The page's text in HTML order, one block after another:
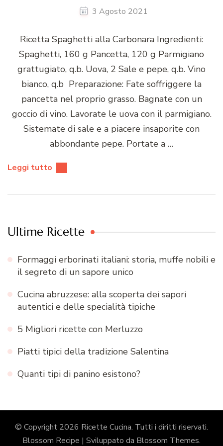
3 Agosto 2021
Ricetta Spaghetti alla Carbonara Ingredienti:
Spaghetti, 160 g Pancetta, 120 g Parmigiano
grattugiato, q.b. Uova, 2 Sale e pepe, q.b. Vino
bianco, q.b Preparazione: Fate soffriggere la
pancetta nel proprio grasso. Bagnate con un
goccio di vino. Lavorate le uova con il parmigiano.
Sistemate di sale e a piacere insaporite con
abbondante pepe. Portate a …
Leggi tutto
Ultime Ricette
Formaggi erborinati italiani: storia, muffe nobili e
il segreto di un sapore unico
Cucina abruzzese: alla scoperta dei sapori
autentici e delle specialità tipiche
5 Migliori ricette con Merluzzo
Piatti tipici della tradizione Salentina
Quanti tipi di panino esistono?
© Copyright 2026 Ricette Cucina. Tutti i diritti riservati.
Blossom Recipe | Sviluppato da Blossom Themes.